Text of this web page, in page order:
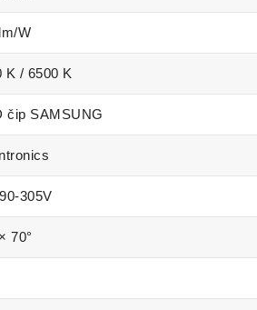
W
K / 6500 K
čip SAMSUNG
305V
70°